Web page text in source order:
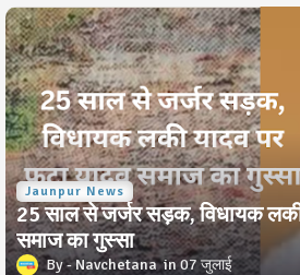
Jaunpur News
25 साल से जर्जर सड़क, विधायक
समाज का गुस्सा
Navchetana 07 जुलाई